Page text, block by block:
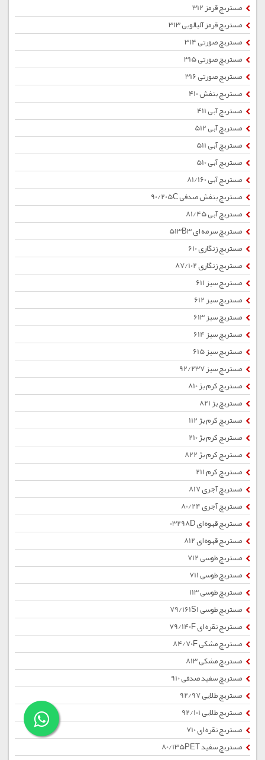
مستربچ قرمز 312
مستربچ قرمز آلبالویی 313
مستربچ صورتی 314
مستربچ صورتی 315
مستربچ صورتی 316
مستربچ بنفش 410
مستربچ آبی 411
مستربچ آبی 512
مستربچ آبی 511
مستربچ آبی 510
مستربچ آبی 81/160
مستربچ بنفش صدفی 90/205C
مستربچ آبی 81/45
مستربچ سرمه ای 513B3
مستربچ زنگاری 610
مستربچ زنگاری 87/102
مستربچ سبز 611
مستربچ سبز 612
مستربچ سبز 613
مستربچ سبز 614
مستربچ سبز 615
مستربچ سبز 92/237
مستربچ کرم بژ 810
مستربچ بژ 821
مستربچ کرم بژ 112
مستربچ کرم بژ 210
مستربچ کرم بژ 822
مستربچ کرم 211
مستربچ آجری 817
مستربچ آجری 80/24
مستربچ قهوه ای 03298D
مستربچ قهوه ای 812
مستربچ طوسی 712
مستربچ طوسی 711
مستربچ طوسی 113
مستربچ طوسی 79/161S1
مستربچ نقره ای 79/140F
مستربچ مشکی 84/70F
مستربچ مشکی 813
مستربچ سفید صدفی 910
مستربچ طلایی 92/97
مستربچ طلایی 92/101
مستربچ نقره ای 710
مستربچ سفید 80/135PET